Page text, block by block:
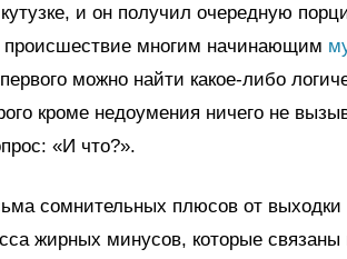
и он получил очередную
происшествие многим начинающим
можно найти какое-либо
кроме недоумения ничего не
«И что?».
сомнительных плюсов от выходки
жирных минусов, которые связаны